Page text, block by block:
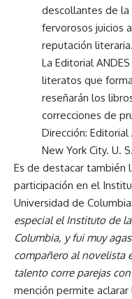
descollantes de la
fervorosos juicios
reputación literaria.
La Editorial
literatos que
reseñarán los
correcciones de
Dirección: Editorial
New York City. U.
Es de destacar también
participación en el
Universidad de Columbia:
especial el Instituto de
Columbia, y fui muy
compañero al novelista
talento corre parejas
mención permite